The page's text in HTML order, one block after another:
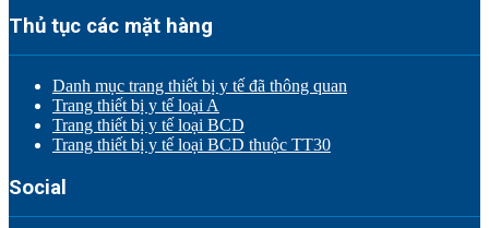
Thủ tục các mặt hàng
Danh mục trang thiết bị y tế đã thông quan
Trang thiết bị y tế loại A
Trang thiết bị y tế loại BCD
Trang thiết bị y tế loại BCD thuộc TT30
Social